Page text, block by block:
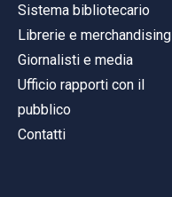
Sistema bibliotecario
Librerie e merchandising
Giornalisti e media
Ufficio rapporti con il
pubblico
Contatti